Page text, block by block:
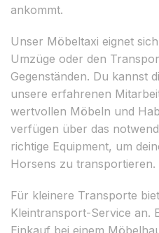
ankommt.
Unser Möbeltaxi eignet
Umzüge oder den
Gegenständen. Du kannst
unsere erfahrenen
wertvollen Möbeln und
verfügen über das
richtige Equipment, um
Horsens zu transportieren.
Für kleinere Transporte
Kleintransport-Service an.
Einkauf bei einem